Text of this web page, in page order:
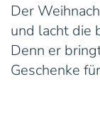
Der
und lacht die
Denn er
Geschenke